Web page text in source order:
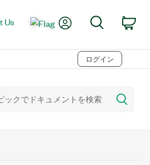
Us My AccountSearch
ログイン